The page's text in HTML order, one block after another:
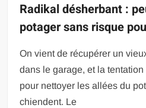
Radikal désherbant :
potager sans risque
On vient de récupérer un
dans le garage, et la tentation
pour nettoyer les allées du
chiendent. Le